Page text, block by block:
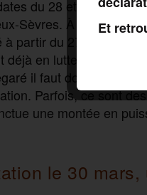
du 28 et du 29
Sèvres. À Paris, où
partir du 27 mars.
en lutte. Ici, des
il faut dorénavant
Parfois, ce sont
une montée en
le 30
Et